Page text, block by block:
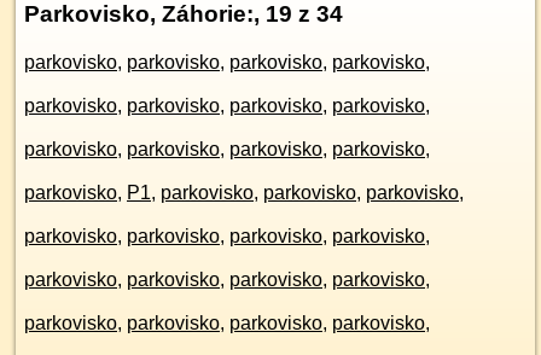
Parkovisko, Záhorie:, 19 z 34
parkovisko, parkovisko, parkovisko, parkovisko,
parkovisko, parkovisko, parkovisko, parkovisko,
parkovisko, parkovisko, parkovisko, parkovisko,
parkovisko, P1, parkovisko, parkovisko, parkovisko,
parkovisko, parkovisko, parkovisko, parkovisko,
parkovisko, parkovisko, parkovisko, parkovisko,
parkovisko, parkovisko, parkovisko, parkovisko,